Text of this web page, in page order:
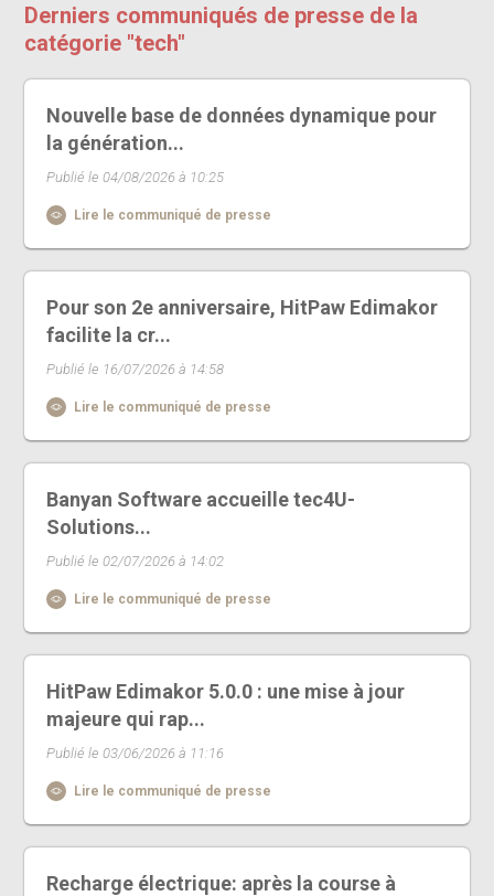
Derniers communiqués de presse de la
catégorie "tech"
Nouvelle base de données dynamique pour
la génération...
Publié le 04/08/2026 à 10:25
Lire le communiqué de presse
Pour son 2e anniversaire, HitPaw Edimakor
facilite la cr...
Publié le 16/07/2026 à 14:58
Lire le communiqué de presse
Banyan Software accueille tec4U-
Solutions...
Publié le 02/07/2026 à 14:02
Lire le communiqué de presse
HitPaw Edimakor 5.0.0 : une mise à jour
majeure qui rap...
Publié le 03/06/2026 à 11:16
Lire le communiqué de presse
Recharge électrique: après la course à